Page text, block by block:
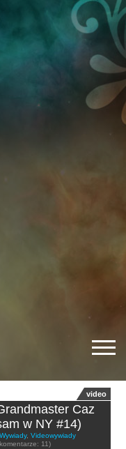
video
Caz
w NY #14)
Wywiady, Videowywiady
11)